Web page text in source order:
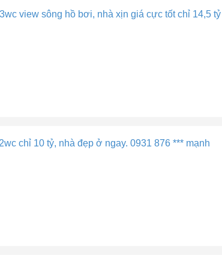
view sông hồ bơi, nhà xịn giá cực tốt chỉ 14,5 tỷ
nội thất mới, toàn bộ cao cấp, kéo vali vào là ở ngay
cực đẹp.
chỉ 10 tỷ, nhà đẹp ở ngay. 0931 876 *** mạnh